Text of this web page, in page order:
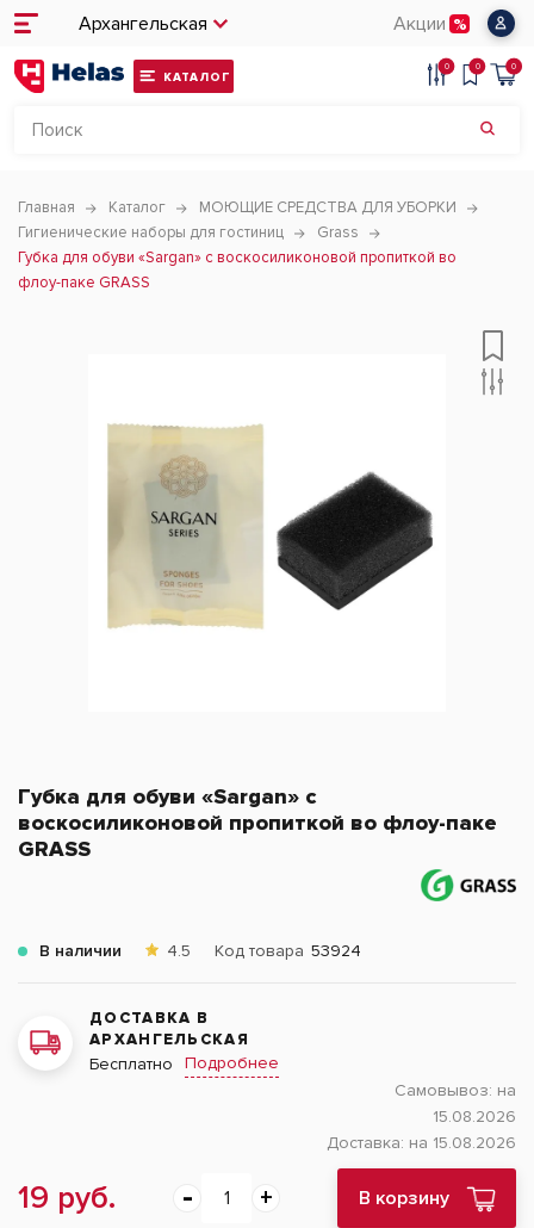
Архангельская Акции
КАТАЛОГ
0 0 0
Главная Каталог
МОЮЩИЕ СРЕДСТВА ДЛЯ УБОРКИ
Гигиенические наборы для гостиниц
Grass
Губка для обуви «Sargan» с воскосиликоновой пропиткой во
флоу-паке GRASS
Губка для обуви «Sargan» с
воскосиликоновой пропиткой во флоу-паке
GRASS
В наличии 4.5 Код товара 53924
ДОСТАВКА В
АРХАНГЕЛЬСКАЯ
Бесплатно
Подробнее
Самовывоз: на
15.08.2026
Доставка: на 15.08.2026
19 руб. В корзину